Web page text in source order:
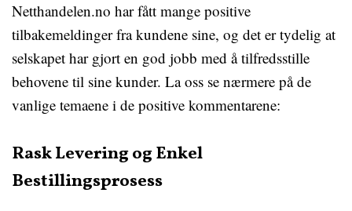
Netthandelen.no har fått mange positive
tilbakemeldinger fra kundene sine, og det er tydelig at
selskapet har gjort en god jobb med å tilfredsstille
behovene til sine kunder. La oss se nærmere på de
vanlige temaene i de positive kommentarene:
Rask Levering og Enkel
Bestillingsprosess